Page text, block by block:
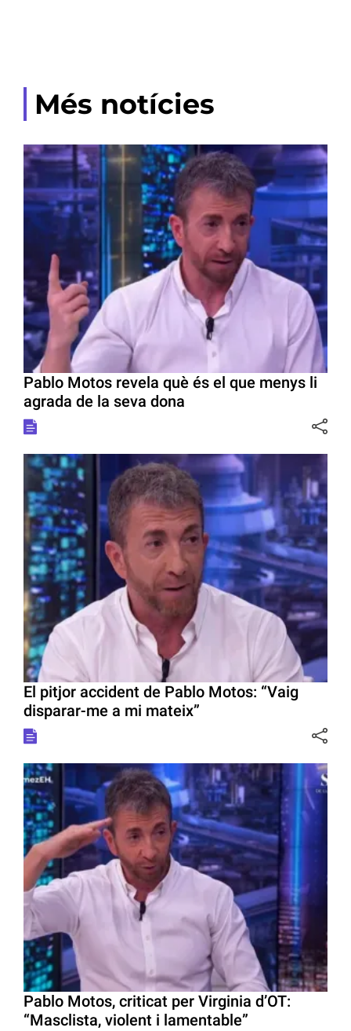
Més notícies
Pablo Motos revela què és el que menys li
agrada de la seva dona
El pitjor accident de Pablo Motos: “Vaig
disparar-me a mi mateix”
Pablo Motos, criticat per Virginia d’OT:
“Masclista, violent i lamentable”